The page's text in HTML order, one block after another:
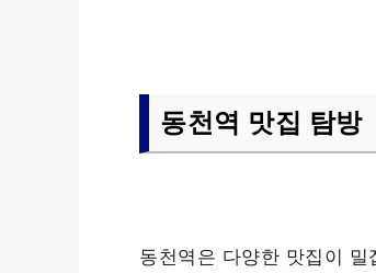
동천역 맛집 탐방
동천역은 다양한 맛집이